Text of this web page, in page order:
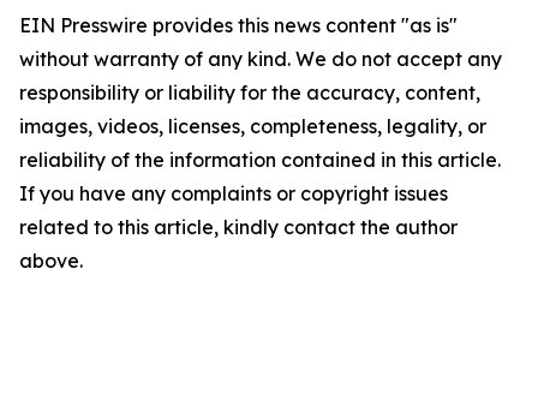
EIN Presswire provides this news content "as is"
without warranty of any kind. We do not accept any
responsibility or liability for the accuracy, content,
images, videos, licenses, completeness, legality, or
reliability of the information contained in this article.
If you have any complaints or copyright issues
related to this article, kindly contact the author
above.